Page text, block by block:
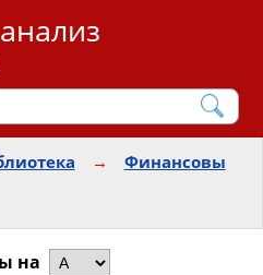
→
Финансовы
на